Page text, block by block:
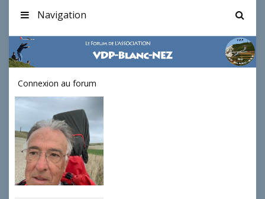
Navigation
Connexion au forum